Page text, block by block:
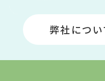
場や釣りスポットが
駅」周辺には、ビブレ
い物施設も多くあり
弊社につ